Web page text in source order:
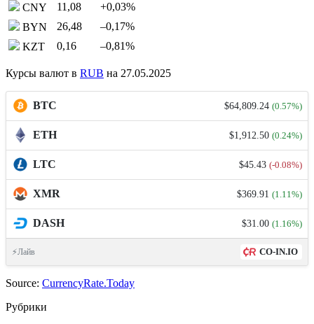
CNY
11,08 +0,03%
BYN
26,48 –0,17%
KZT
0,16 –0,81%
Курсы валют в RUB на 27.05.2025
BTC $64,809.24 (0.57%)
ETH $1,912.50 (0.24%)
LTC $45.43 (-0.08%)
XMR $369.91 (1.11%)
DASH $31.00 (1.16%)
⚡Лайв CO-IN.IO
Source: CurrencyRate.Today
Рубрики